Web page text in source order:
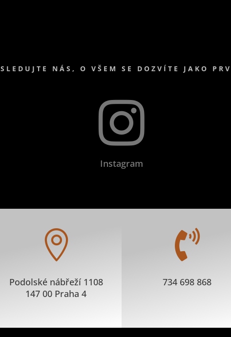
SLEDUJTE NÁS, O VŠEM SE DOZVÍTE JAKO

Instagram

Podolské nábřeží 1108
147 00 Praha 4

734 698 868